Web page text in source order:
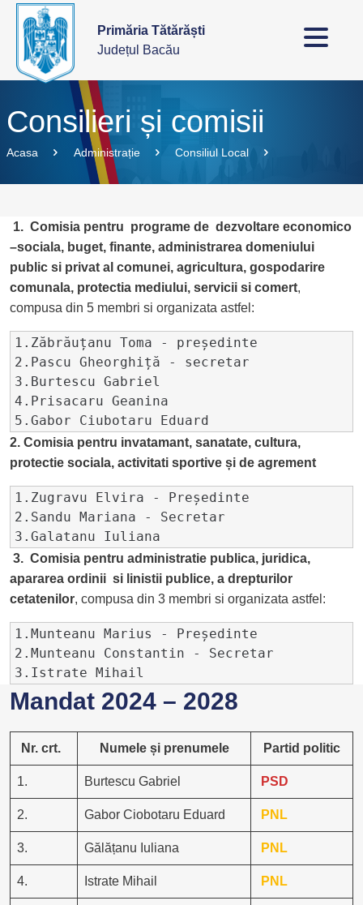
Primăria Tătărăști
Județul Bacău
Consilieri și comisii
Acasa Administrație Consiliul Local
1. Comisia pentru programe de dezvoltare economico
–sociala, buget, finante, administrarea domeniului
public si privat al comunei, agricultura, gospodarire
comunala, protectia mediului, servicii si comert,
compusa din 5 membri si organizata astfel:
1.Zăbrăuțanu Toma - președinte
2.Pascu Gheorghiță - secretar
3.Burtescu Gabriel
4.Prisacaru Geanina
5.Gabor Ciubotaru Eduard
2. Comisia pentru invatamant, sanatate, cultura,
protectie sociala, activitati sportive și de agrement
1.Zugravu Elvira - Președinte
2.Sandu Mariana - Secretar
3.Galatanu Iuliana
3. Comisia pentru administratie publica, juridica,
apararea ordinii si linistii publice, a drepturilor
cetatenilor, compusa din 3 membri si organizata astfel:
1.Munteanu Marius - Președinte
2.Munteanu Constantin - Secretar
3.Istrate Mihail
Mandat 2024 – 2028
Nr. crt. Numele și prenumele Partid politic
1. Burtescu Gabriel PSD
2. Gabor Ciobotaru Eduard PNL
3. Gălățanu Iuliana PNL
4. Istrate Mihail PNL